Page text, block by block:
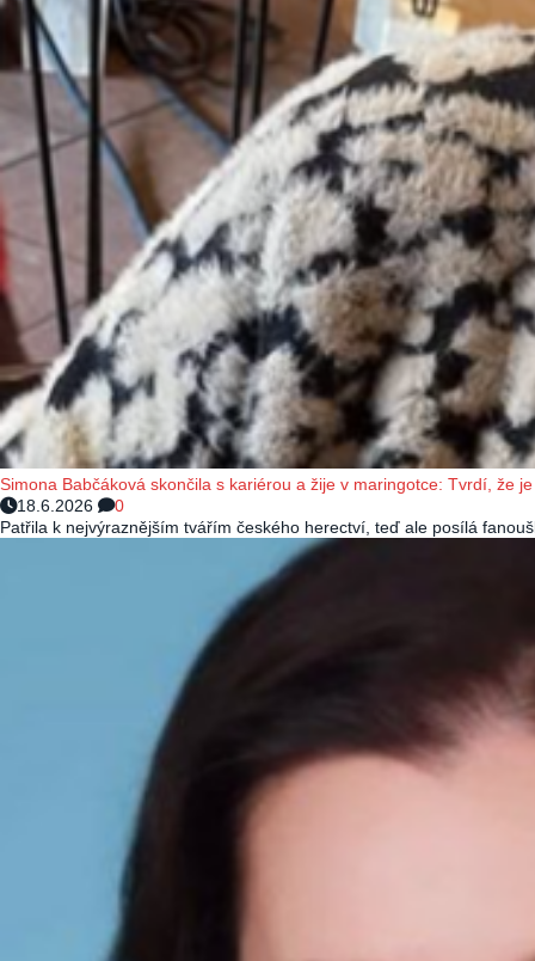
Simona Babčáková skončila s kariérou a žije v maringotce: Tvrdí, že
18.6.2026
0
Patřila k nejvýraznějším tvářím českého herectví, teď ale posílá